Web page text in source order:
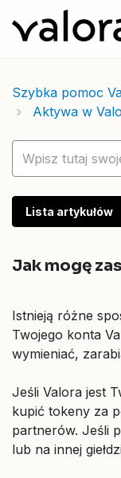
Szybka pomoc
Aktywa w
Lista artykułów
Jak mogę
Istnieją różne
Twojego konta
wymieniać,
Jeśli Valora jest
kupić tokeny za
partnerów. Jeśli
lub na innej